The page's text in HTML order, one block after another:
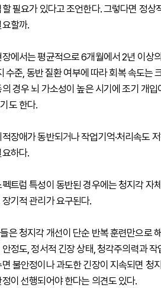
필요가 있다고 조언한다. 그렇다면 정상
할까.
장에서는 평균적으로 6개월에서 2년 이상
수준, 동반 질환 여부에 따라 회복 속도는
경우 뇌 가소성이 높은 시기에 조기 개
도 한다.
장애가 동반되거나 작업기억·처리속도
하다.
트럼 특성이 동반된 경우에는 청지각 자
기적 관리가 요구된다.
은 청지각 개선이 단순 반복 훈련만으로
정도, 정서적 긴장 상태, 청각주의력과
불안정이나 과도한 긴장이 지속되면 청
이 선행되어야 한다는 의견도 있다.